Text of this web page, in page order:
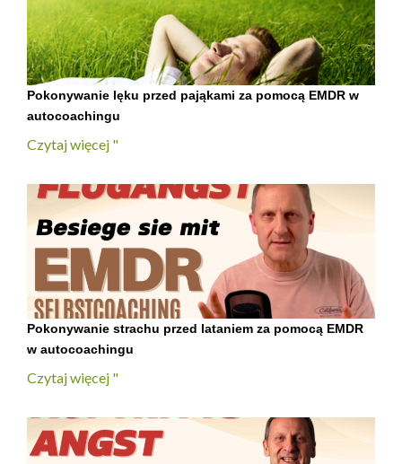
Pokonywanie lęku przed pająkami za pomocą EMDR w
autocoachingu
Czytaj więcej "
Pokonywanie strachu przed lataniem za pomocą EMDR
w autocoachingu
Czytaj więcej "